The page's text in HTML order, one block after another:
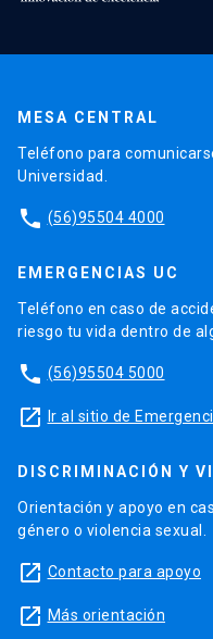
MESA CENTRAL
Teléfono para
Universidad.
phone (56)95504 4000
EMERGENCIAS UC
Teléfono en caso de
riesgo tu vida dentro de
phone (56)95504 5000
launch Ir al sitio de
DISCRIMINACIÓN Y
Orientación y apoyo en
género o violencia sexual.
launch Contacto para apoyo
launch Más orientación